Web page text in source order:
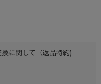
換に関して（返品特約)